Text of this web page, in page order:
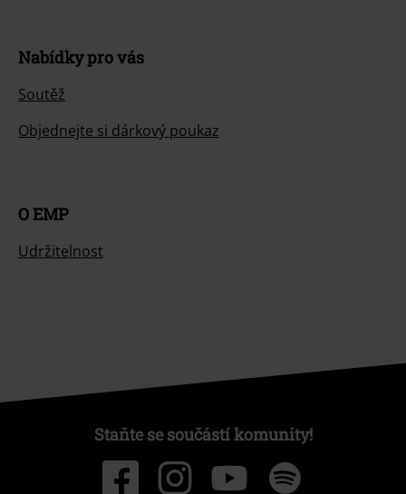
Nabídky pro vás
Soutěž
Objednejte si dárkový poukaz
O EMP
Udržitelnost
Staňte se součástí komunity!